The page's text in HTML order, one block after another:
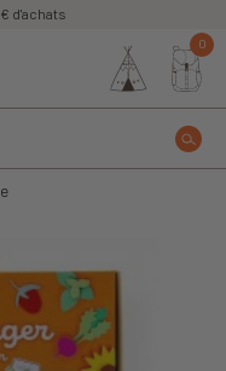
d'achats
0